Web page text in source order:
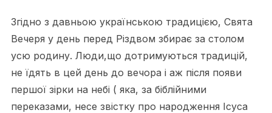
Згідно з давньою українською традицією, Свята
Вечеря у день перед Різдвом збирає за столом
усю родину. Люди,що дотримуються традицій,
не їдять в цей день до вечора і аж після появи
першої зірки на небі ( яка, за біблійними
переказами, несе звістку про народження Ісуса